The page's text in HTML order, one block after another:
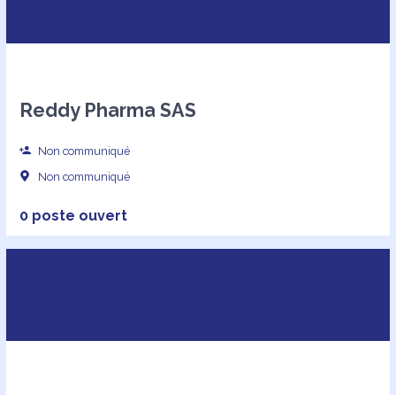
Reddy Pharma SAS
Non communiqué
Non communiqué
0 poste ouvert